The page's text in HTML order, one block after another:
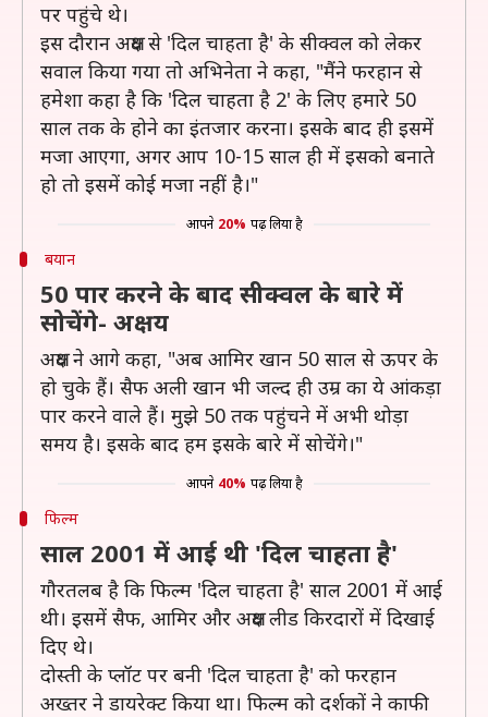
पर पहुंचे थे।
इस दौरान अक्षय से 'दिल चाहता है' के सीक्वल को लेकर
सवाल किया गया तो अभिनेता ने कहा, "मैंने फरहान से
हमेशा कहा है कि 'दिल चाहता है 2' के लिए हमारे 50
साल तक के होने का इंतजार करना। इसके बाद ही इसमें
मजा आएगा, अगर आप 10-15 साल ही में इसको बनाते
हो तो इसमें कोई मजा नहीं है।"
आपने 20% पढ़ लिया है
बयान
50 पार करने के बाद सीक्वल के बारे में
सोचेंगे- अक्षय
अक्षय ने आगे कहा, "अब आमिर खान 50 साल से ऊपर के
हो चुके हैं। सैफ अली खान भी जल्द ही उम्र का ये आंकड़ा
पार करने वाले हैं। मुझे 50 तक पहुंचने में अभी थोड़ा
समय है। इसके बाद हम इसके बारे में सोचेंगे।"
आपने 40% पढ़ लिया है
फिल्म
साल 2001 में आई थी 'दिल चाहता है'
गौरतलब है कि फिल्म 'दिल चाहता है' साल 2001 में आई
थी। इसमें सैफ, आमिर और अक्षय लीड किरदारों में दिखाई
दिए थे।
दोस्ती के प्लॉट पर बनी 'दिल चाहता है' को फरहान
अख्तर ने डायरेक्ट किया था। फिल्म को दर्शकों ने काफी